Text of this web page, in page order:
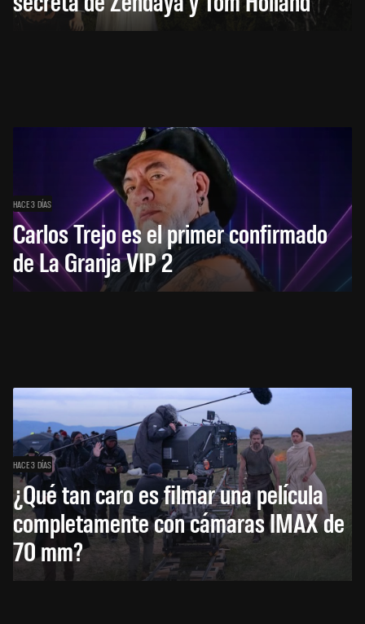
HACE 3 DÍAS
Carlos Trejo es el primer confirmado
de La Granja VIP 2
HACE 3 DÍAS
¿Qué tan caro es filmar una película
completamente con cámaras IMAX de
70 mm?